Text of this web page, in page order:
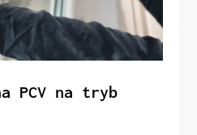
PCV na tryb